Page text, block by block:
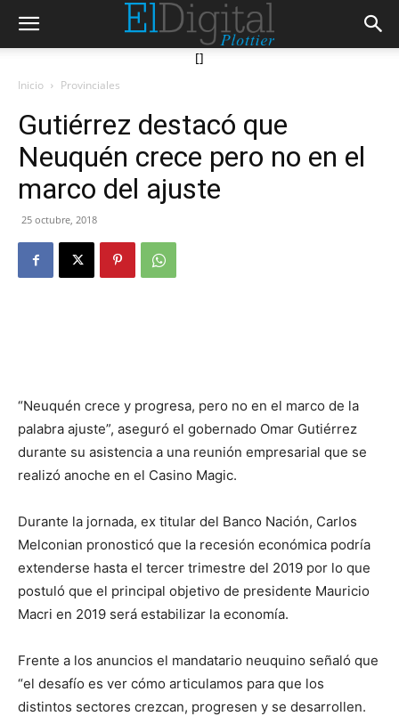
[]
Inicio Provinciales
Gutiérrez destacó que
Neuquén crece pero no en el
marco del ajuste
25 octubre, 2018
“Neuquén crece y progresa, pero no en el marco de la
palabra ajuste”, aseguró el gobernado Omar Gutiérrez
durante su asistencia a una reunión empresarial que se
realizó anoche en el Casino Magic.
Durante la jornada, ex titular del Banco Nación, Carlos
Melconian pronosticó que la recesión económica podría
extenderse hasta el tercer trimestre del 2019 por lo que
postuló que el principal objetivo de presidente Mauricio
Macri en 2019 será estabilizar la economía.
Frente a los anuncios el mandatario neuquino señaló que
“el desafío es ver cómo articulamos para que los
distintos sectores crezcan, progresen y se desarrollen.